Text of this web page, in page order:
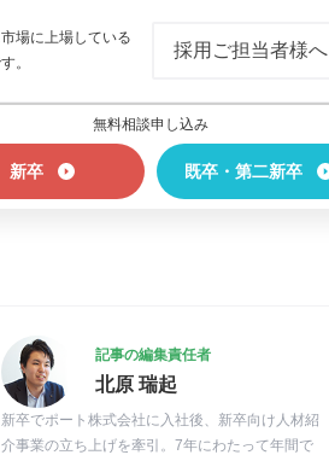
場に上場している
。
採用ご担当者様へ
無料相談申し込み
新卒 既卒・第二新卒
記事の編集責任者
北原 瑞起
新卒でポート株式会社に入社後、新卒向け人材紹
介事業の立ち上げを牽引。7年にわたって年間で